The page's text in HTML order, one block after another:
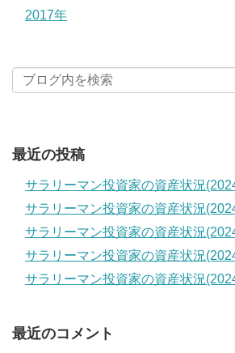
2017年
最近の投稿
サラリーマン投資家の資産状況
サラリーマン投資家の資産状況
サラリーマン投資家の資産状況
サラリーマン投資家の資産状況
サラリーマン投資家の資産状況
最近のコメント